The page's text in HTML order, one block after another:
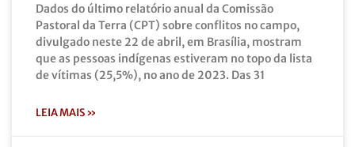
Dados do último relatório anual da Comissão
Pastoral da Terra (CPT) sobre conflitos no campo,
divulgado neste 22 de abril, em Brasília, mostram
que as pessoas indígenas estiveram no topo da lista
de vítimas (25,5%), no ano de 2023. Das 31
LEIA MAIS »